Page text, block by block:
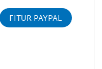
FITUR PAYPAL